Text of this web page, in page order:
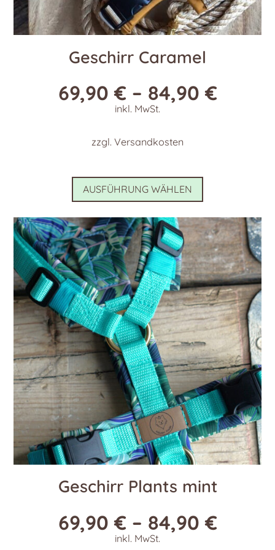
Geschirr Caramel
69,90€ – 84,90€
inkl. MwSt.
zzgl. Versandkosten
AUSFÜHRUNG WÄHLEN
Dieses
weist
mehrere
Varianten
auf.
Die
Optionen
können
auf
der
Produktseite
gewählt
werden
Geschirr Plants mint
69,90€ – 84,90€
inkl. MwSt.